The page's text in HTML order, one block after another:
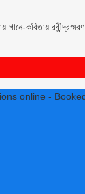
গানে-কবিতায় রবীন্দ্রস্মরণ